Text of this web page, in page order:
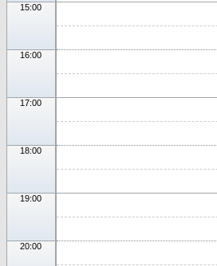
15:00
16:00
17:00
18:00
19:00
20:00